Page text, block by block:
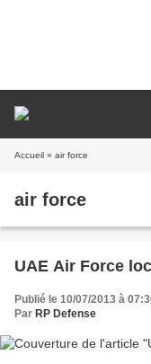
Accueil » air force
air force
UAE Air Force
Publié le 10/07/2013 à
Par RP Defense